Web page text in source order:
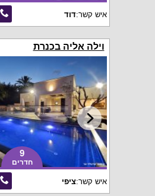
איש קשר:דוד
וילה אליה בכנרת
9
חדרים
איש קשר:ציפי